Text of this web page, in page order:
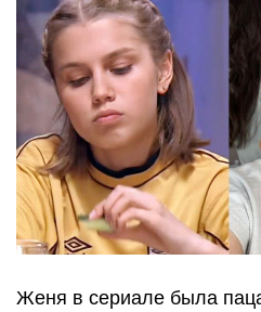
Женя в сериале была